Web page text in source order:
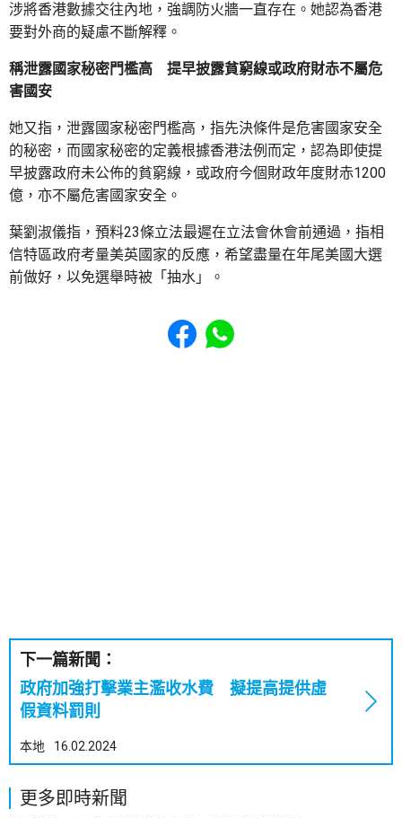
涉將香港數據交往內地，強調防火牆一直存在。她認為香港
要對外商的疑慮不斷解釋。
稱泄露國家秘密門檻高 提早披露貧窮線或政府財赤不屬危
害國安
她又指，泄露國家秘密門檻高，指先決條件是危害國家安全
的秘密，而國家秘密的定義根據香港法例而定，認為即使提
早披露政府未公佈的貧窮線，或政府今個財政年度財赤1200
億，亦不屬危害國家安全。
葉劉淑儀指，預料23條立法最遲在立法會休會前通過，指相
信特區政府考量美英國家的反應，希望盡量在年尾美國大選
前做好，以免選舉時被「抽水」。
Share to Facebook
Share to WhatsApp
下一篇新聞：
政府加強打擊業主濫收水費 擬提高提供虛
假資料罰則
本地 16.02.2024
更多即時新聞